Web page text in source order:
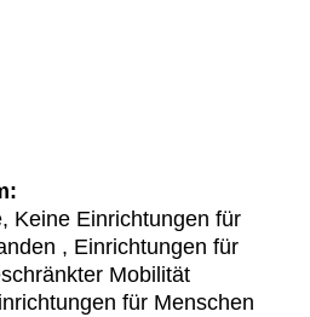
Keine Einrichtungen für
, Einrichtungen für
Mobilität
für Menschen